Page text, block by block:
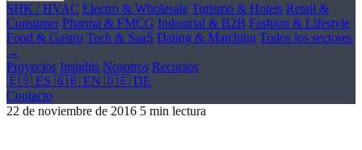
SHK / HVAC Electro & Wholesale Turismo & Hotels Retail &
Consumer Pharma & FMCG Industrial & B2B Fashion & Lifestyle
Food & Gastro Tech & SaaS Dating & Matching Todos los sectores
→
Proyectos Insights Nosotros Recursos
🇪🇸 ES 🇬🇧 EN 🇩🇪 DE
Contacto
22 de noviembre de 2016 5 min lectura